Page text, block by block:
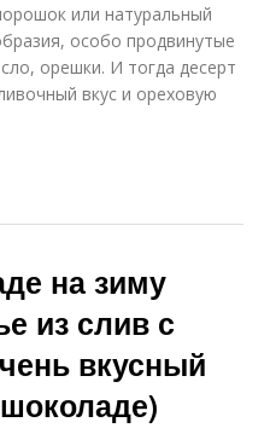
или натуральный
особо продвинутые
орешки. И тогда десерт
вкус и ореховую
на зиму
из слив с
вкусный